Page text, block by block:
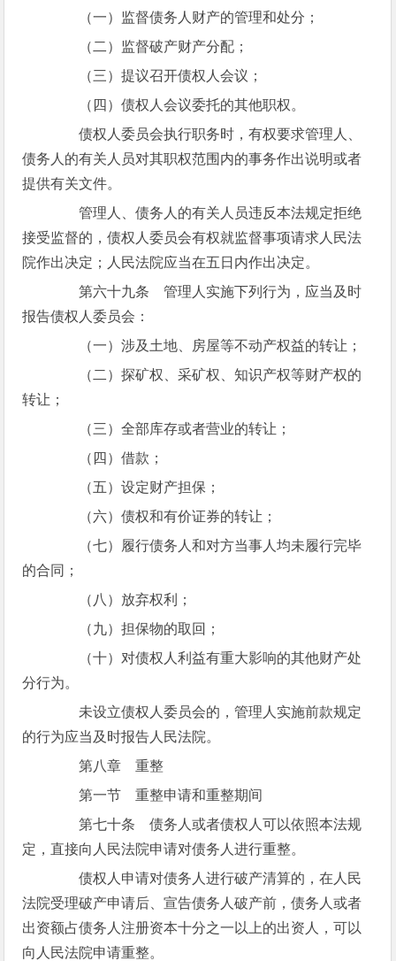
（一）监督债务人财产的管理和处分；
（二）监督破产财产分配；
（三）提议召开债权人会议；
（四）债权人会议委托的其他职权。
债权人委员会执行职务时，有权要求管理人、
债务人的有关人员对其职权范围内的事务作出说明或者
提供有关文件。
管理人、债务人的有关人员违反本法规定拒绝
接受监督的，债权人委员会有权就监督事项请求人民法
院作出决定；人民法院应当在五日内作出决定。
第六十九条 管理人实施下列行为，应当及时
报告债权人委员会：
（一）涉及土地、房屋等不动产权益的转让；
（二）探矿权、采矿权、知识产权等财产权的
转让；
（三）全部库存或者营业的转让；
（四）借款；
（五）设定财产担保；
（六）债权和有价证券的转让；
（七）履行债务人和对方当事人均未履行完毕
的合同；
（八）放弃权利；
（九）担保物的取回；
（十）对债权人利益有重大影响的其他财产处
分行为。
未设立债权人委员会的，管理人实施前款规定
的行为应当及时报告人民法院。
第八章 重整
第一节 重整申请和重整期间
第七十条 债务人或者债权人可以依照本法规
定，直接向人民法院申请对债务人进行重整。
债权人申请对债务人进行破产清算的，在人民
法院受理破产申请后、宣告债务人破产前，债务人或者
出资额占债务人注册资本十分之一以上的出资人，可以
向人民法院申请重整。